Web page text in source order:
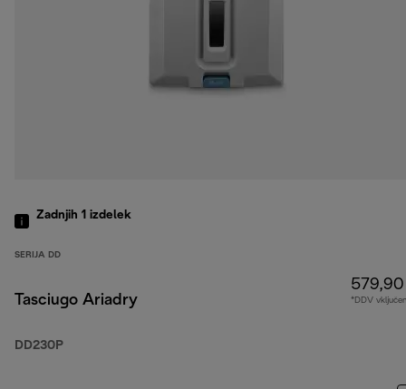
Zadnjih 1 izdelek
SERIJA DD
Tasciugo Ariadry
DD230P
*DDV vključen